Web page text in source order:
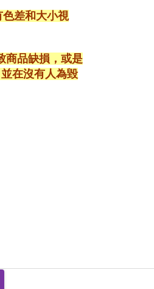
差和大小視
商品缺損，或是
在沒有人為毀